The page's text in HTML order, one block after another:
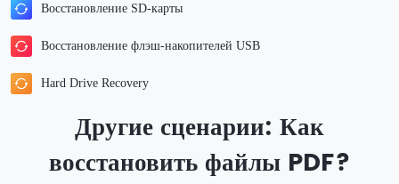
Восстановление SD-карты
Восстановление флэш-накопителей USB
Hard Drive Recovery
Другие сценарии: Как
восстановить файлы PDF?